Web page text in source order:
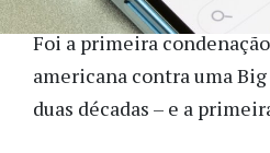
Foi a primeira
americana contra uma
duas décadas – e a